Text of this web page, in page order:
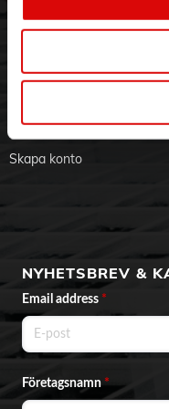
Visselblåsning
Varumärken
BLI KUND
Skapa konto
NYHETSBREV &
Email address *
Företagsnamn*